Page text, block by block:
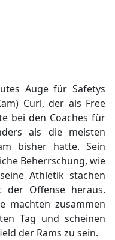
Auge für Safetys
Curl, der als Free
bei den Coaches für
als die meisten
bisher hatte. Sein
Beherrschung, wie
Athletik stachen
der Offense heraus.
machten zusammen
Tag und scheinen
der Rams zu sein.